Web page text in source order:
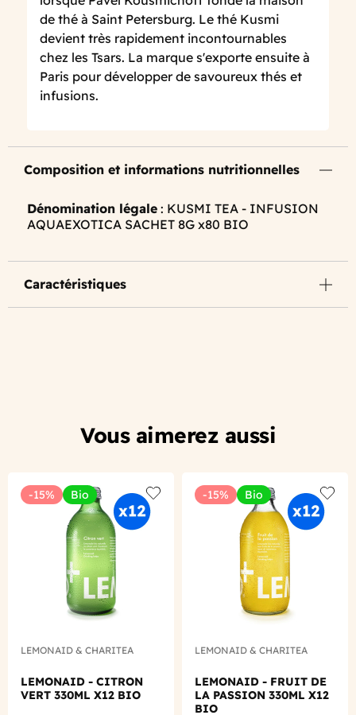
de thé à Saint Petersburg. Le thé Kusmi
devient très rapidement incontournables
chez les Tsars. La marque s'exporte ensuite à
Paris pour développer de savoureux thés et
infusions.
Composition et informations nutritionnelles
Dénomination légale : KUSMI TEA - INFUSION
AQUAEXOTICA SACHET 8G x80 BIO
Caractéristiques
Vous aimerez aussi
-15% Bio
Add to wishlist
LEMONAID & CHARITEA
LEMONAID - CITRON
VERT 330ML X12 BIO
-15% Bio
Add
LEMONAID & CHARITEA
LEMONAID - FRUIT DE
LA PASSION 330ML X12
BIO